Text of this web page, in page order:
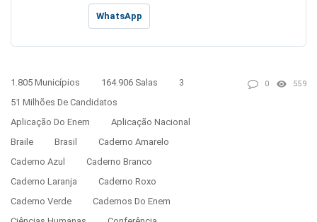
WhatsApp
1.805 Municípios 164.906 Salas
3
51 Milhões De Candidatos
Aplicação Do Enem
Aplicação Nacional
Braile
Brasil
Caderno Amarelo
Caderno Azul
Caderno Branco
Caderno Laranja
Caderno Roxo
Caderno Verde
Cadernos Do Enem
0 559